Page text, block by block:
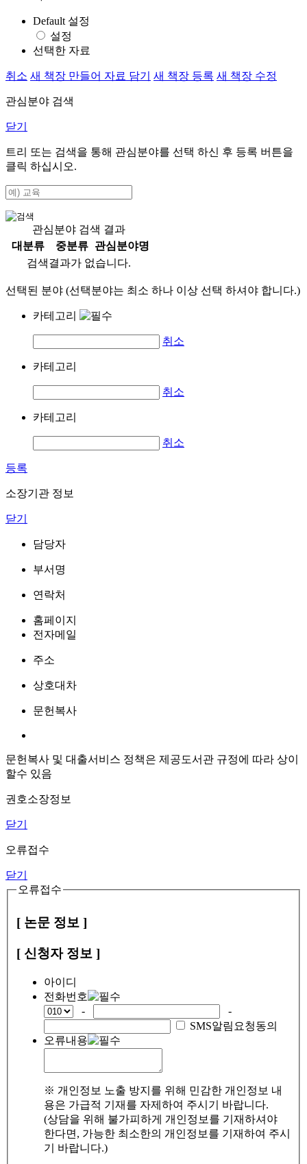
Default 설정
설정
선택한 자료
취소 새 책장 만들어 자료 담기 새 책장 등록 새 책장 수정
관심분야 검색
닫기
트리 또는 검색을 통해 관심분야를 선택 하신 후 등록 버튼을
클릭 하십시오.
관심분야 검색 결과
대분류
중분류
관심분야명
검색결과가 없습니다.
선택된 분야 (선택분야는 최소 하나 이상 선택 하셔야 합니다.)
카테고리
취소
카테고리
취소
카테고리
취소
등록
소장기관 정보
닫기
담당자
부서명
연락처
홈페이지
전자메일
주소
상호대차
문헌복사
문헌복사 및 대출서비스 정책은 제공도서관 규정에 따라 상이
할수 있음
권호소장정보
닫기
오류접수
닫기
오류접수
[ 논문 정보 ]
[ 신청자 정보 ]
아이디
전화번호
-
-
SMS알림요청동의
오류내용
※ 개인정보 노출 방지를 위해 민감한 개인정보 내
용은 가급적 기재를 자제하여 주시기 바랍니다.
(상담을 위해 불가피하게 개인정보를 기재하셔야
한다면, 가능한 최소한의 개인정보를 기재하여 주시
기 바랍니다.)